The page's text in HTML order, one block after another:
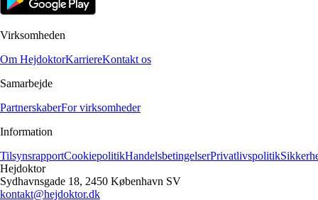
Virksomheden
Om HejdoktorKarriereKontakt os
Samarbejde
PartnerskaberFor virksomheder
Information
TilsynsrapportCookiepolitikHandelsbetingelserPrivatlivspolitik
Hejdoktor
Sydhavnsgade 18, 2450 København SV
kontakt@hejdoktor.dk